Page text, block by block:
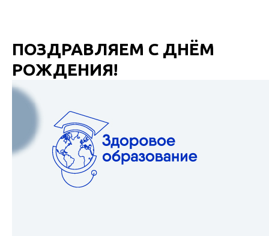
ПОЗДРАВЛЯЕМ С ДНЁМ
РОЖДЕНИЯ!